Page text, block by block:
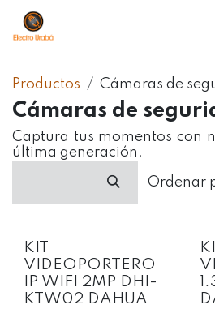
Ir al contenido
Productos Cámaras de
Cámaras de
Captura tus momentos con
última generación.
Ordenar
KIT
VIDEOPORTERO
IP WIFI 2MP DHI-
KTW02 DAHUA